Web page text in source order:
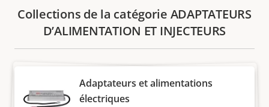
Collections de la catégorie ADAPTATEURS
D’ALIMENTATION ET INJECTEURS
Adaptateurs et alimentations
électriques